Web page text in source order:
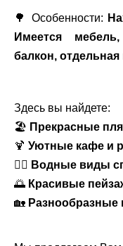
🌳 Особенности:
Имеется
балкон, отдельная
Здесь вы найдете:
🏖 Прекрасные
🍹 Уютные кафе и
🏊‍♂️ Водные виды
🌅 Красивые
🏡